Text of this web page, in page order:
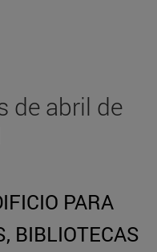
de abril de
PARA
BIBLIOTECAS